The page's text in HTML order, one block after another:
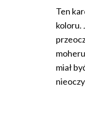
Ten
koloru.
miał